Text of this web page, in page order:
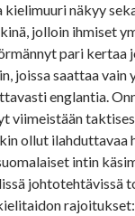
kielimuuri näkyy
jolloin ihmiset
pari kertaa
joissa saattaa vain
englantia.
viimeistään
ollut ilahduttavaa
intin
johtotehtävissä